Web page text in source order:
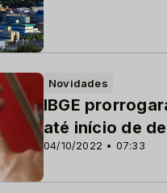
Novidades
04/10/2022 • 07:33
IBGE
até início de